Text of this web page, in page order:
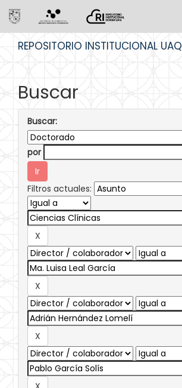
REPOSITORIO INSTITUCIONAL UAQ
Buscar
Buscar:
por
Filtros actuales: